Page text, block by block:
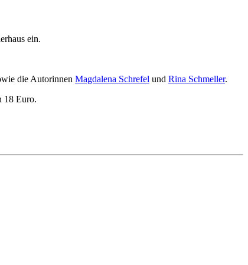
ein.
die Autorinnen Magdalena Schrefel und Rina Schmeller.
18 Euro.